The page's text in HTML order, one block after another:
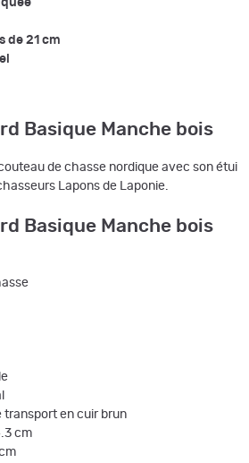
de 21 cm
Basique Manche bois
de chasse nordique avec son étui
Lapons de Laponie.
Basique Manche bois
transport en cuir brun
cm